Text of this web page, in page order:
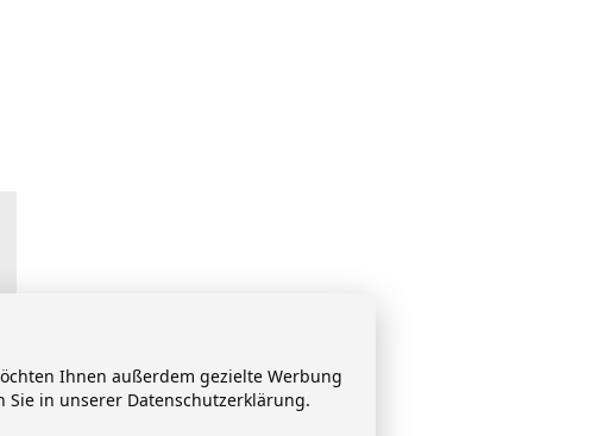
Ihnen außerdem gezielte Werbung
in unserer Datenschutzerklärung.